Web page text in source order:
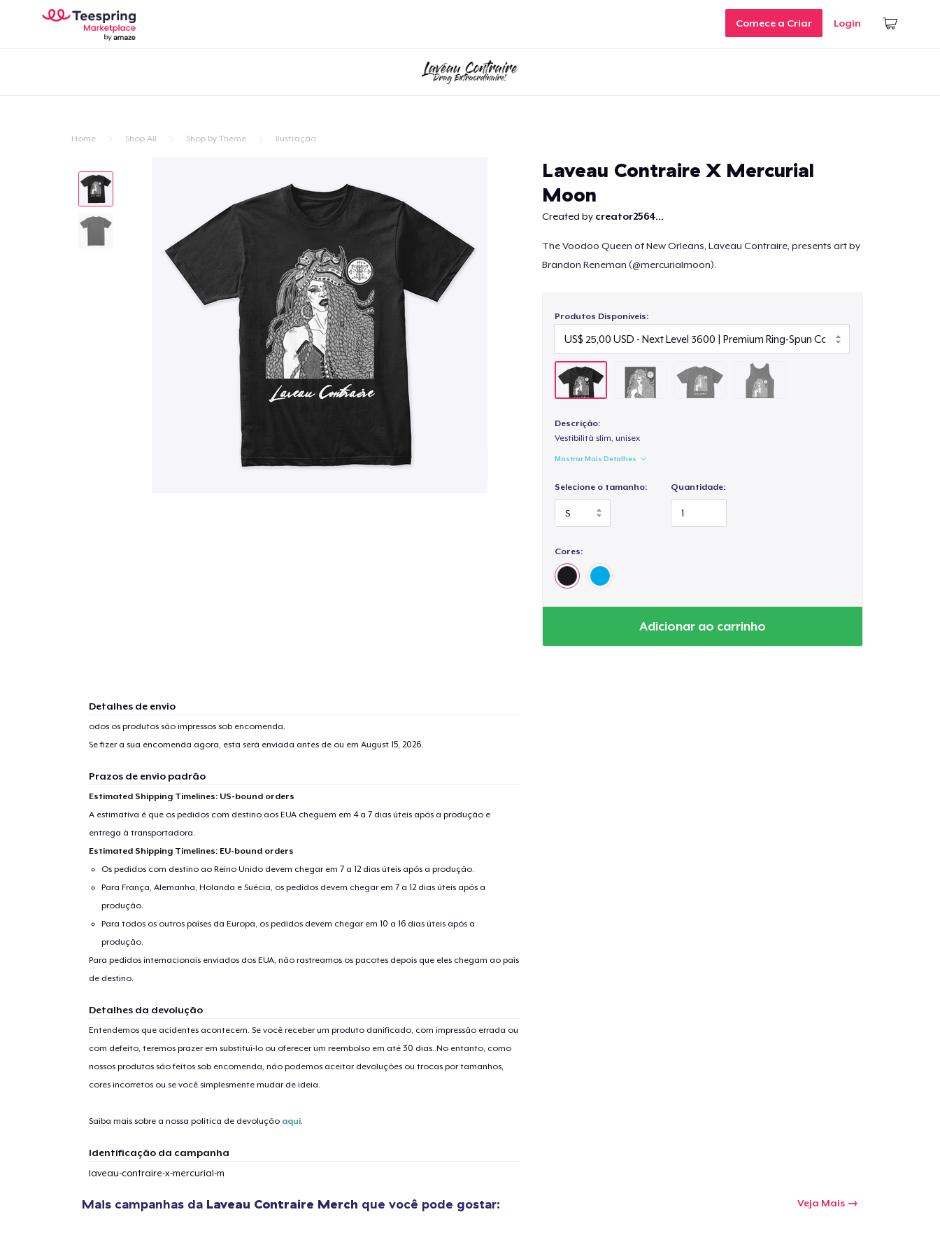
Comece a Criar Login
Home Shop All Shop by Theme Ilustração
Laveau Contraire X Mercurial
Moon
Created by creator2564...
The Voodoo Queen of New Orleans, Laveau Contraire, presents art by
Brandon Reneman (@mercurialmoon).
Produtos Disponíveis:
Descrição:
Vestibilità slim, unisex
Mostrar Mais Detalhes
Selecione o tamanho: Quantidade:
Cores:
Adicionar ao carrinho
Detalhes de envio
odos os produtos são impressos sob encomenda.
Se fizer a sua encomenda agora, esta será enviada antes de ou em August 15, 2026.
Prazos de envio padrão
Estimated Shipping Timelines: US-bound orders
A estimativa é que os pedidos com destino aos EUA cheguem em 4 a 7 dias úteis após a produção e
entrega à transportadora.
Estimated Shipping Timelines: EU-bound orders
Os pedidos com destino ao Reino Unido devem chegar em 7 a 12 dias úteis após a produção.
Para França, Alemanha, Holanda e Suécia, os pedidos devem chegar em 7 a 12 dias úteis após a
produção.
Para todos os outros países da Europa, os pedidos devem chegar em 10 a 16 dias úteis após a
produção.
Para pedidos internacionais enviados dos EUA, não rastreamos os pacotes depois que eles chegam ao país
de destino.
Detalhes da devolução
Entendemos que acidentes acontecem. Se você receber um produto danificado, com impressão errada ou
com defeito, teremos prazer em substituí-lo ou oferecer um reembolso em até 30 dias. No entanto, como
nossos produtos são feitos sob encomenda, não podemos aceitar devoluções ou trocas por tamanhos,
cores incorretos ou se você simplesmente mudar de ideia.
Saiba mais sobre a nossa política de devolução aqui.
Identificação da campanha
laveau-contraire-x-mercurial-m
Mais campanhas da Laveau Contraire Merch que você pode gostar: Veja Mais